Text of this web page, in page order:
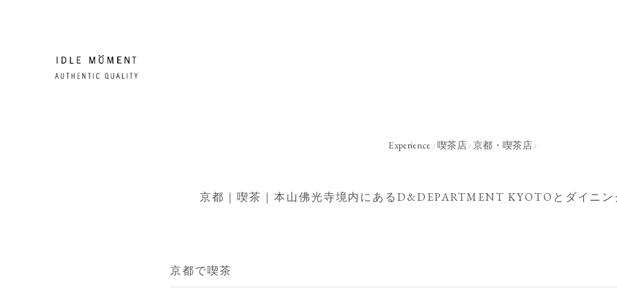
Experience / 喫茶店 / 京都・喫茶店 /
京都｜喫茶｜本山佛光寺境内にあるD&DEPARTMENT KYOTOとダイニン
京都で喫茶